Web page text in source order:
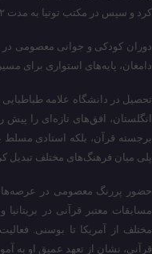
کرد و سپس در مکتب توتیا به مدت ۲سال قرائت قرآن را ادامه داد
دوران کودکی و جوانی معصومی در
دامغان، پایه‌های استواری برای مسیر
تحصیل در دانشگاه علامه طباطبایی
انگلستان، افق‌های تازه‌ای را
برجسته قرآن، بلکه استادی مسلط
پلی میان فرهنگ‌های مختلف تبدیل
حضور پررنگ معصومی در
مسابقات معتبر قرآنی در
مختلف از آمریکا تا بوسنی.
قرآنی، نشان از تعهد عمیق او به